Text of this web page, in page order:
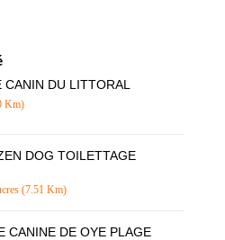
CANIN DU LITTORAL
Km)
DOG TOILETTAGE
(7.51 Km)
CANINE DE OYE PLAGE